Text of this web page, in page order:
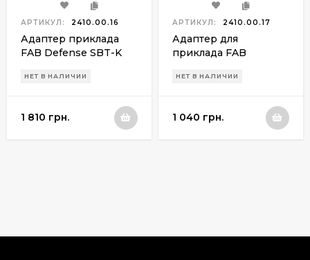
АРТИКУЛ: 2410.00.16
Адаптер приклада
FAB Defense SBT-K
компенсатором
НЕТ В НАЛИЧИИ
1 810 грн.
АРТИКУЛ: 2410.00.17
Адаптер для
приклада FAB
АК-47(черный)
НЕТ В НАЛИЧИИ
1 040 грн.